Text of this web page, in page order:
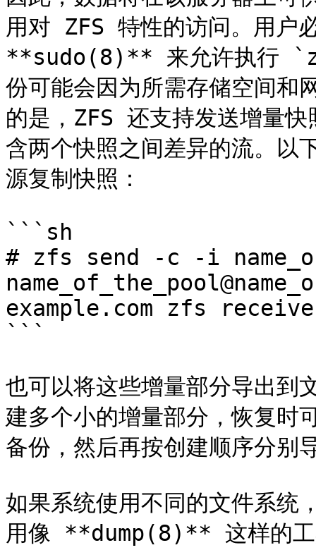
用对 ZFS 特性的访问。用
**sudo(8)** 来允许执行
份可能会因为所需存储空间和
的是，ZFS 还支持发送增量
含两个快照之间差异的流。以
源复制快照：
```sh
# zfs send -c -i
example.com zfs
```
也可以将这些增量部分导出
建多个小的增量部分，恢复时
备份，然后再按创建顺序分别
如果系统使用不同的文件系统
用像 **dump(8)** 这样的工